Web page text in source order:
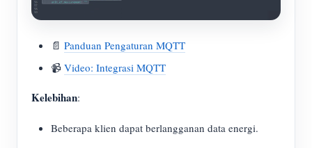
📄 Panduan Pengaturan MQTT
📹 Video: Integrasi MQTT
Kelebihan:
Beberapa klien dapat berlangganan data energi.